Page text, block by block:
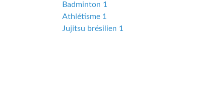
Badminton 1
Athlétisme 1
Jujitsu brésilien 1